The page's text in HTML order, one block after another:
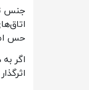
جنس
حس
اگر